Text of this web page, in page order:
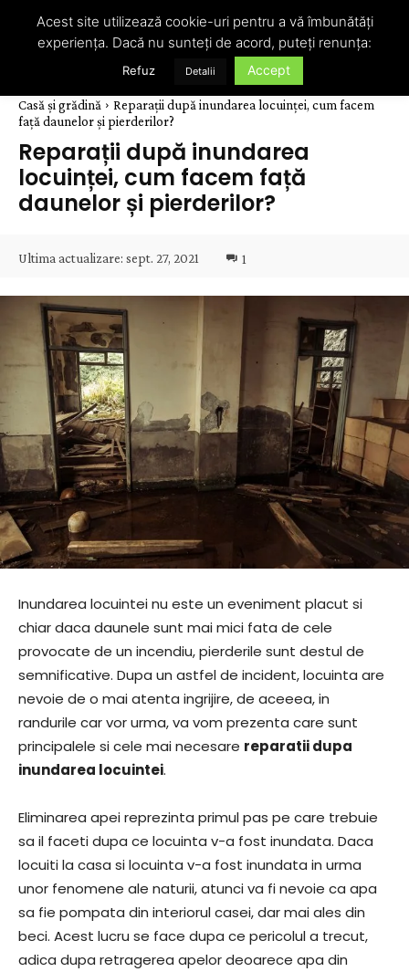
Casă și grădină
Reparații după inundarea locuinței, cum facem
față daunelor și pierderilor?
Reparații după inundarea
locuinței, cum facem față
daunelor și pierderilor?
Ultima actualizare: sept. 27, 2021 1
Inundarea locuintei nu este un eveniment placut si
chiar daca daunele sunt mai mici fata de cele
provocate de un incendiu, pierderile sunt destul de
semnificative. Dupa un astfel de incident, locuinta are
nevoie de o mai atenta ingrijire, de aceeea, in
randurile car vor urma, va vom prezenta care sunt
principalele si cele mai necesare reparatii dupa
inundarea locuintei.
Eliminarea apei reprezinta primul pas pe care trebuie
sa il faceti dupa ce locuinta v-a fost inundata. Daca
locuiti la casa si locuinta v-a fost inundata in urma
unor fenomene ale naturii, atunci va fi nevoie ca apa
sa fie pompata din interiorul casei, dar mai ales din
beci. Acest lucru se face dupa ce pericolul a trecut,
adica dupa retragerea apelor deoarece apa din
Acest site utilizează cookie-uri pentru a vă îmbunătăți
experiența. Dacă nu sunteți de acord, puteți renunța:
Refuz Detalii Accept